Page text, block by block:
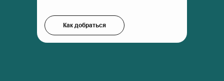
Как добраться